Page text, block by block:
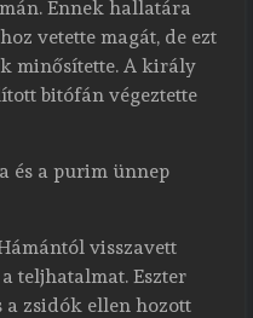
Ennek hallatára
vetette magát, de ezt
minősítette. A király
bitófán végeztette
és a purim ünnep
visszavett
teljhatalmat. Eszter
zsidók ellen hozott